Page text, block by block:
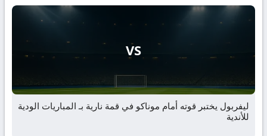
VS
ليفربول يختبر قوته أمام موناكو في قمة نارية بـ المباريات الودية
للأندية